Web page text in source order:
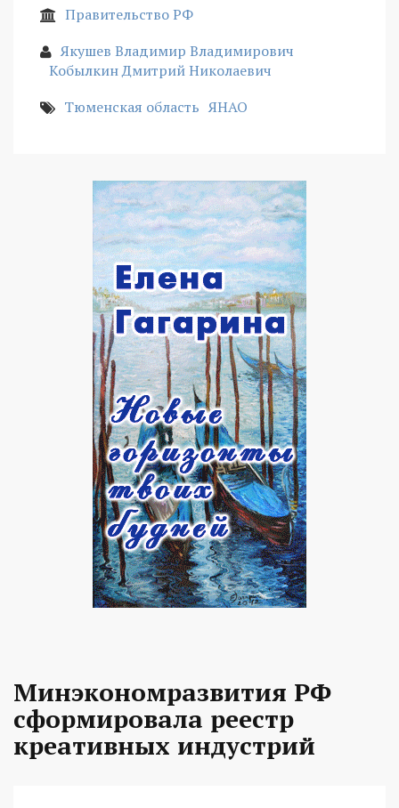
Правительство РФ
Якушев Владимир Владимирович
Кобылкин Дмитрий Николаевич
Тюменская область ЯНАО
Минэкономразвития РФ
сформировала реестр
креативных индустрий